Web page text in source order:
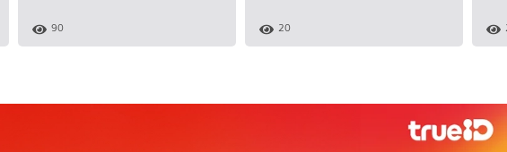
90 20